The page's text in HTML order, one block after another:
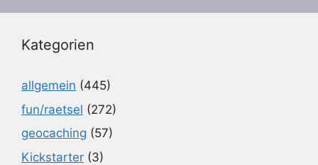
Kategorien
allgemein (445)
fun/raetsel (272)
geocaching (57)
Kickstarter (3)